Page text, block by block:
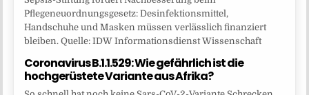
Pflegeneuordnungsgesetz: Desinfektionsmittel,
Handschuhe und Masken müssen verlässlich finanziert
bleiben. Quelle: IDW Informationsdienst Wissenschaft
Coronavirus B.1.1.529: Wie gefährlich ist die
hochgerüstete Variante aus Afrika?